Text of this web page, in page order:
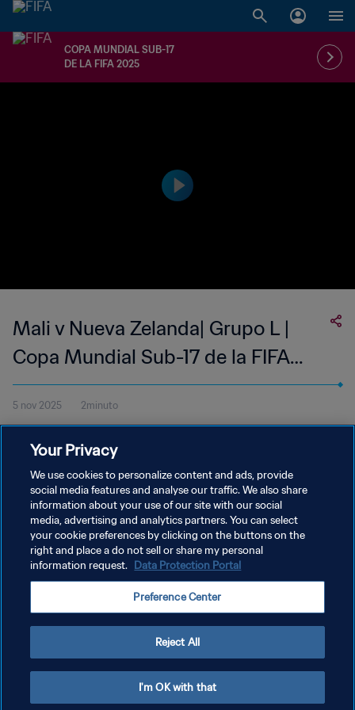
COPA MUNDIAL SUB-17
DE LA FIFA 2025
Mali v Nueva Zelanda| Grupo L |
Copa Mundial Sub-17 de la FIFA
Catar 2025™ | Resumen
5 nov 2025 2minuto
Zelanda en la Aspire Zone de Doha del miércoles 5 de noviembre
a las 17:45 (hora local).
POLÍTICA DE PRIVACIDAD
AJUSTAR LA CONFIGURACIÓN DE LAS COOKIES
Copyright © 1994 - 2026 FIFA. Todos los derechos reservados.
Your Privacy
We use cookies to personalize content and ads, provide
social media features and analyse our traffic. We also share
information about your use of our site with our social
media, advertising and analytics partners. You can select
your cookie preferences by clicking on the buttons on the
right and place a do not sell or share my personal
information request. Data Protection Portal
Preference Center
Reject All
I'm OK with that